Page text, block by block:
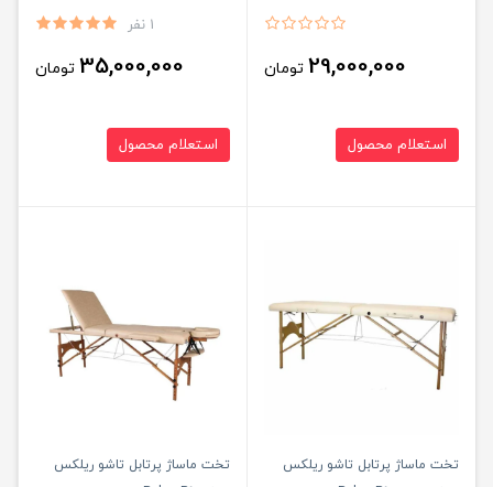
تخت فشیال ریلکس P60
29,000,000 تومان
استعلام محصول
1 نفر
35,000,000 تومان
استعلام محصول
تخت ماساژ پرتابل تاشو ریلکس
تخت ماساژ پرتابل تاشو ریلکس